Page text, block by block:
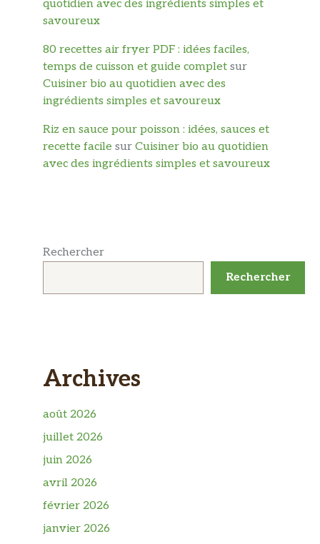
quotidien avec des ingrédients simples et
savoureux
80 recettes air fryer PDF : idées faciles,
temps de cuisson et guide complet sur
Cuisiner bio au quotidien avec des
ingrédients simples et savoureux
Riz en sauce pour poisson : idées, sauces et
recette facile sur Cuisiner bio au quotidien
avec des ingrédients simples et savoureux
Rechercher
Rechercher
Archives
août 2026
juillet 2026
juin 2026
avril 2026
février 2026
janvier 2026